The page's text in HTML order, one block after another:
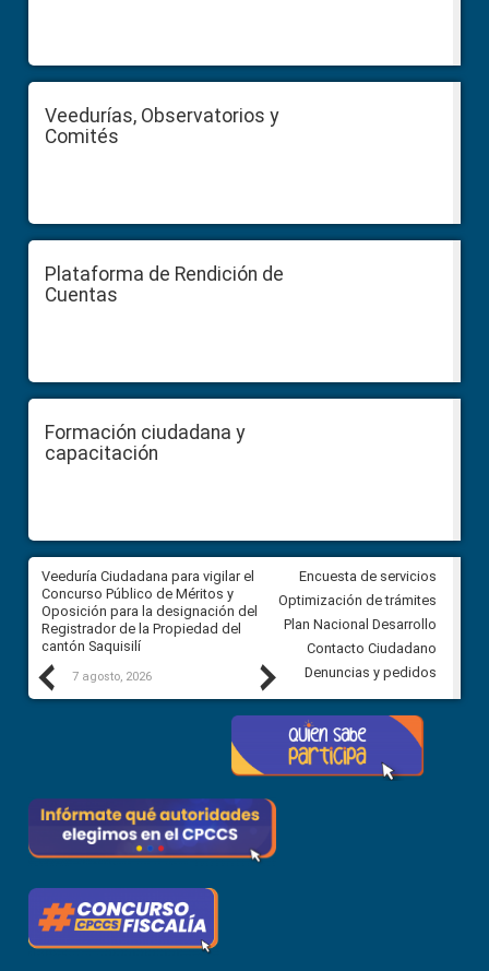
Veedurías, Observatorios y
Comités
Plataforma de Rendición de
Cuentas
Formación ciudadana y
capacitación
Previous
Veeduría Ciudadana para vigilar el
Concurso Público de Méritos y
Oposición para la designación del
Registrador de la Propiedad del
cantón Saquisilí
7 agosto, 2026
Veeduría Ciudadana para
construcción del asfaltado de
Ballenita del cantón Santa
7 agosto, 2026
Next
Encuesta de servicios
Optimización de trámites
Plan Nacional Desarrollo
Contacto Ciudadano
Denuncias y pedidos